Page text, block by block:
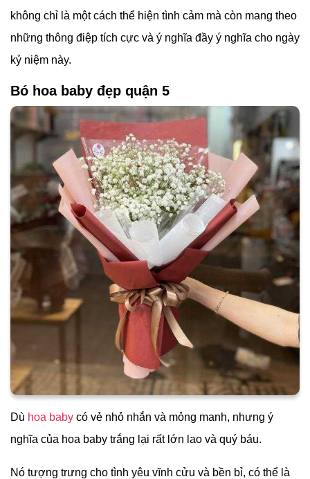
không chỉ là một cách thể hiện tình cảm mà còn mang theo
những thông điệp tích cực và ý nghĩa đầy ý nghĩa cho ngày
kỷ niệm này.
Bó hoa baby đẹp quận 5
Dù hoa baby có vẻ nhỏ nhắn và mỏng manh, nhưng ý
nghĩa của hoa baby trắng lại rất lớn lao và quý báu.
Nó tượng trưng cho tình yêu vĩnh cửu và bền bỉ, có thể là